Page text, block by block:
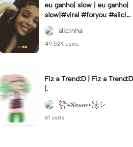
eu ganho| slow | eu ganho|
slow|#viral #foryou #alicin
ha #cameralenta #slow
alicinha
49.52K uses.
Fiz a Trend:D | Fiz a Trend:D
|.
꧂𝒦𝒶𝓃𝒶ℯ꧁シ
61 uses.